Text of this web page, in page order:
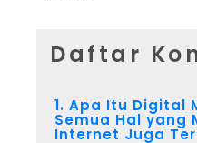
Daftar
1. Apa Itu Digital
Semua Hal yang
Internet Juga